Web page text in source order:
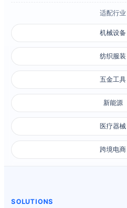
适配行业
机械设备
纺织服装
五金工具
新能源
医疗器械
跨境电商
SOLUTIONS